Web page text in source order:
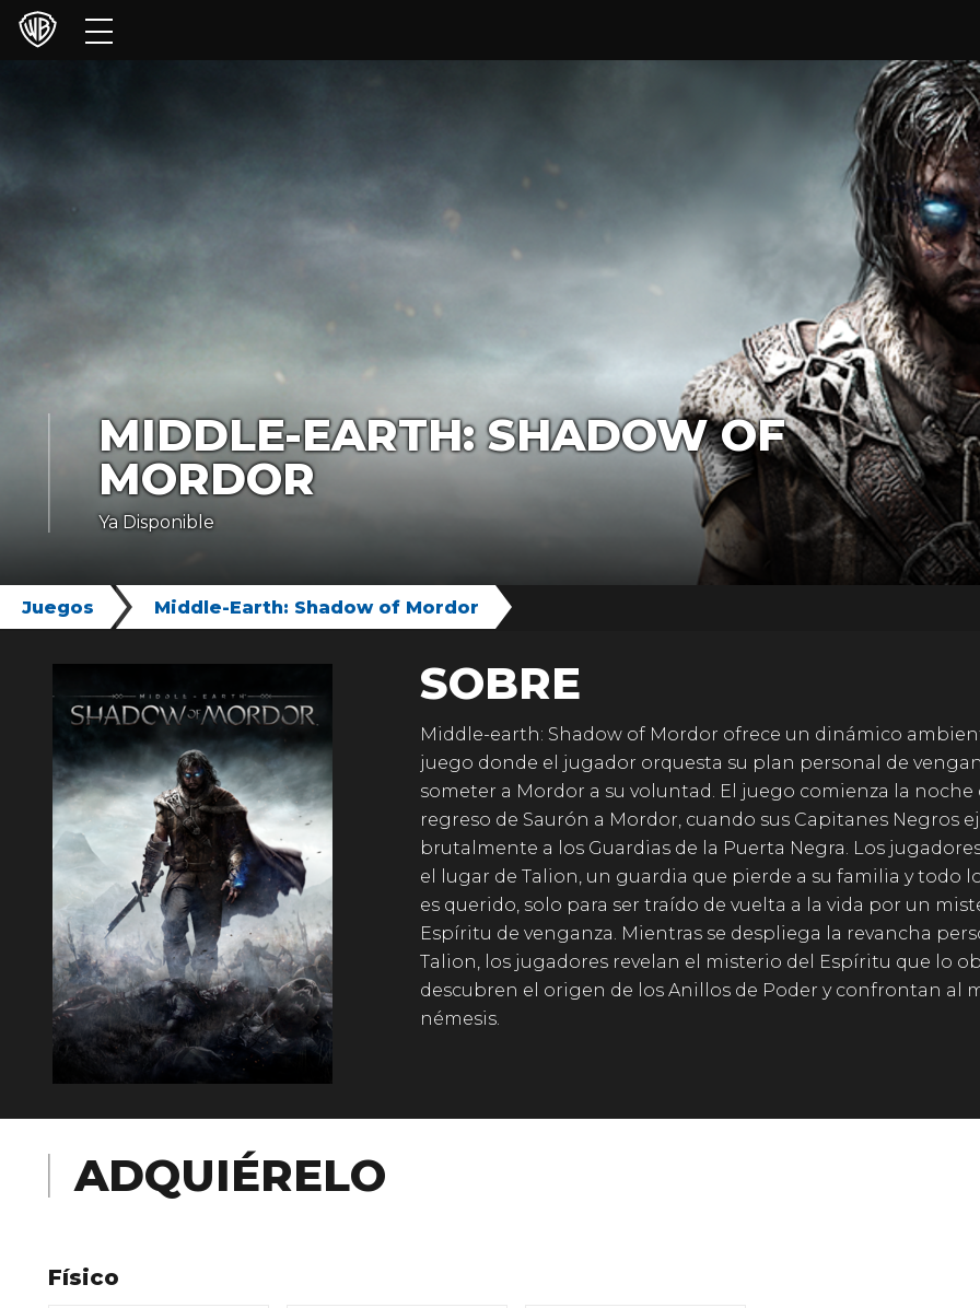
Películas
Franquicias
HBO Max
MIDDLE-EARTH: SHADOW OF
MORDOR
Ya Disponible
Juegos Middle-Earth: Shadow of Mordor
SOBRE
Middle-earth: Shadow of Mordor ofrece un dinámico
juego donde el jugador orquesta su plan personal de
someter a Mordor a su voluntad. El juego comienza la noche
regreso de Saurón a Mordor, cuando sus Capitanes Negros
brutalmente a los Guardias de la Puerta Negra. Los
el lugar de Talion, un guardia que pierde a su familia y todo
es querido, solo para ser traído de vuelta a la vida por un
Espíritu de venganza. Mientras se despliega la revancha
Talion, los jugadores revelan el misterio del Espíritu que lo
descubren el origen de los Anillos de Poder y confrontan al
némesis.
ADQUIÉRELO
Físico